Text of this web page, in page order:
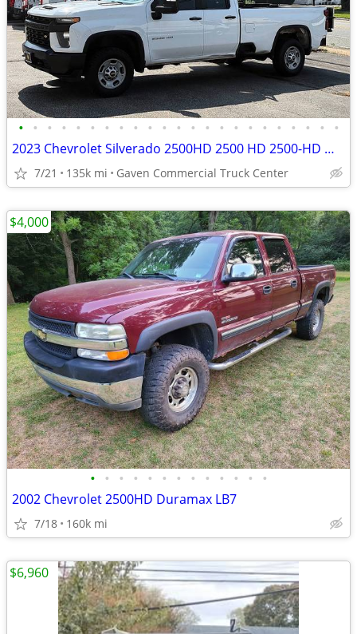
• • • • • • • • • • • • • • • • • • • • • • •
2023 Chevrolet Silverado 2500HD 2500 HD 2500-HD Work Truck 4x4Double 4
7/21 135k mi Gaven Commercial Truck Center
• • • • • • • • • • • • •
2002 Chevrolet 2500HD Duramax LB7
7/18 160k mi
$4,000
$6,960